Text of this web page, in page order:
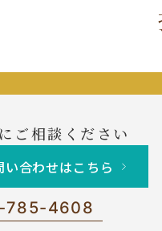
ご相談ください
合わせはこちら
785-4608